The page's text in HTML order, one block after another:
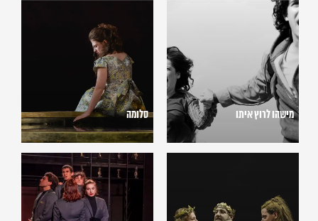
מישהו
לרוץ
איתו
מישהו לרוץ איתו סלומה
התנצלויות
פומביות